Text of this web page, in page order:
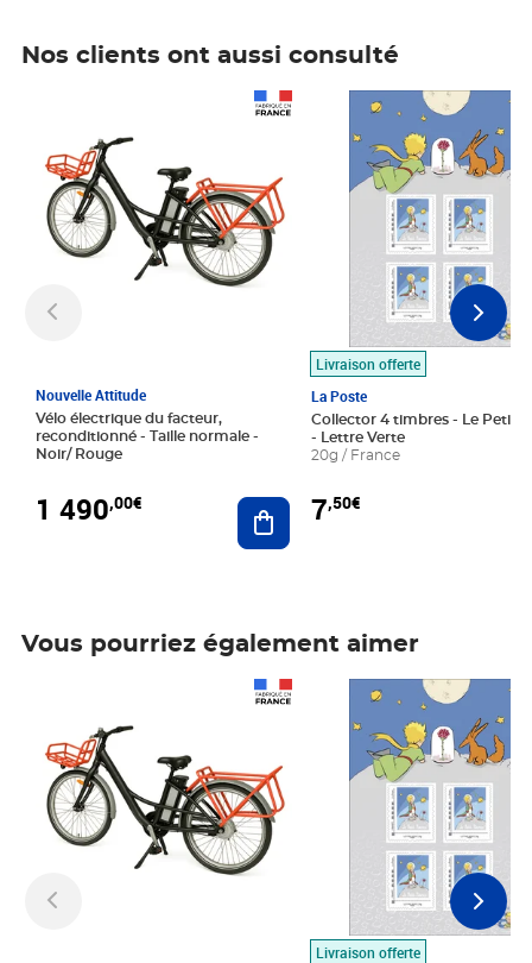
Nos clients ont aussi consulté
Nouvelle Attitude
Vélo électrique du facteur,
reconditionné - Taille normale -
Noir/ Rouge
1 490,00€ Ajouter au panier
Livraison offerte
La Poste
Collector 4 timbres - Le Petit
- Lettre Verte
20g / France
7,50€
Prix 7,50€
Vous pourriez également aimer
Livraison offerte
Prix 7,50€